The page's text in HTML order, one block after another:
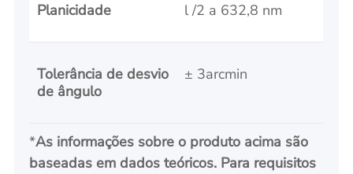
Planicidade l /2 a 632,8 nm
Tolerância de desvio
de ângulo
± 3arcmin
*As informações sobre o produto acima são
baseadas em dados teóricos. Para requisitos